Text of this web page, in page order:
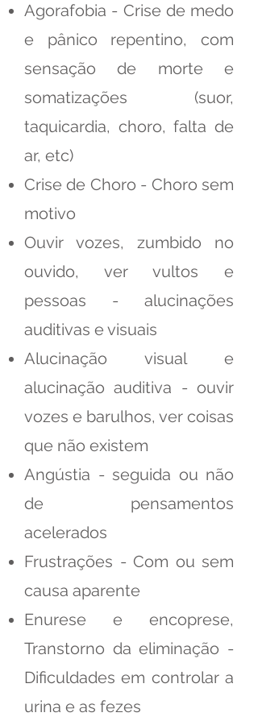
Agorafobia - Crise de medo
e pânico repentino, com
sensação de morte e
somatizações (suor,
taquicardia, choro, falta de
ar, etc)
Crise de Choro - Choro sem
motivo
Ouvir vozes, zumbido no
ouvido, ver vultos e
pessoas - alucinações
auditivas e visuais
Alucinação visual e
alucinação auditiva - ouvir
vozes e barulhos, ver coisas
que não existem
Angústia - seguida ou não
de pensamentos
acelerados
Frustrações - Com ou sem
causa aparente
Enurese e encoprese,
Transtorno da eliminação -
Dificuldades em controlar a
urina e as fezes